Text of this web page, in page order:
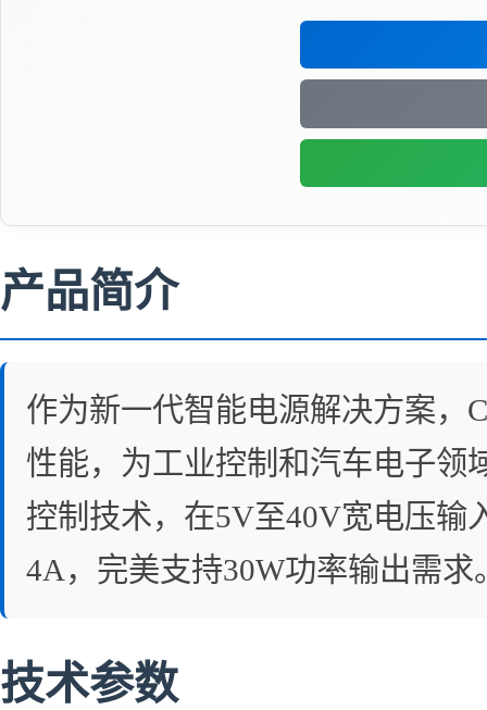
产品简介
作为新一代智能电源解决方案，
性能，为工业控制和汽车电子领
控制技术，在5V至40V宽电压输
4A，完美支持30W功率输出需求
技术参数